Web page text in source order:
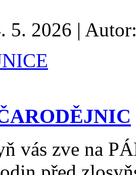
5. 2026 |
vás zve na